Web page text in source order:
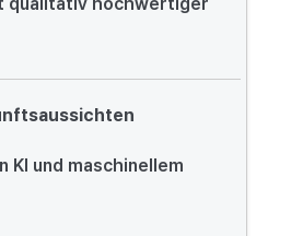
KI und maschinellem